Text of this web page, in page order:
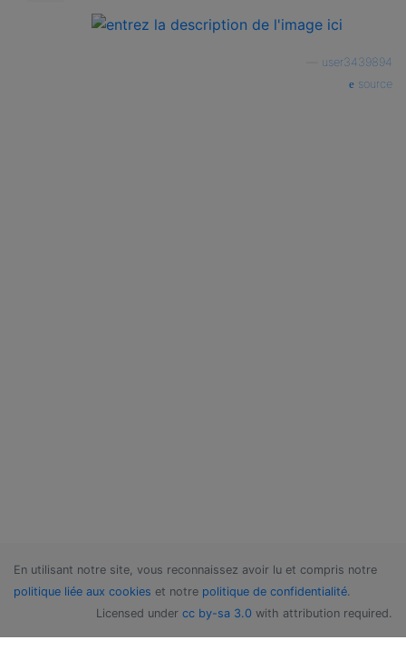
user3439894
source
En utilisant notre site, vous reconnaissez avoir lu et compris notre
politique liée aux cookies et notre politique de confidentialité.
Licensed under cc by-sa 3.0 with attribution required.